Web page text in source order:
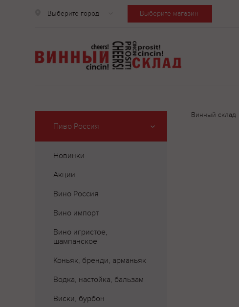
Выберите город Выберите магазин
Пиво Россия
Новинки
Акции
Вино Россия
Вино импорт
Вино игристое,
шампанское
Коньяк, бренди, арманьяк
Водка, настойка, бальзам
Виски, бурбон
Винный склад